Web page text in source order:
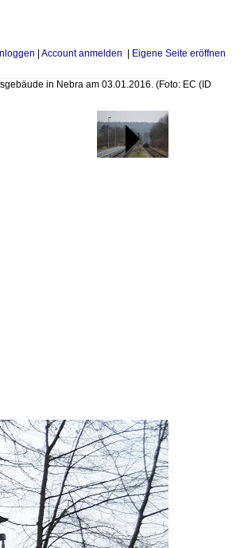
Account anmelden Eigene Seite eröffnen
in Nebra am 03.01.2016. (Foto: EC (ID